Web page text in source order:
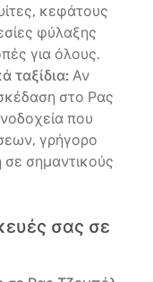
κεφάτους
φύλαξης
για όλους.
ταξίδια: Αν
στο Ρας
που
γρήγορο
σημαντικούς
σας σε